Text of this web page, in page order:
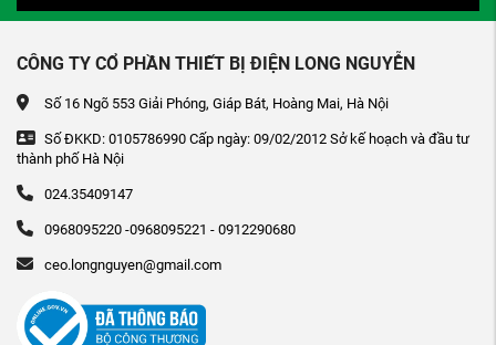
CÔNG TY CỔ PHẦN THIẾT BỊ ĐIỆN LONG NGUYỄN
Số 16 Ngõ 553 Giải Phóng, Giáp Bát, Hoàng Mai, Hà Nội
Số ĐKKD: 0105786990 Cấp ngày: 09/02/2012 Sở kế hoạch và đầu tư
thành phố Hà Nội
024.35409147
0968095220 -0968095221 - 0912290680
ceo.longnguyen@gmail.com